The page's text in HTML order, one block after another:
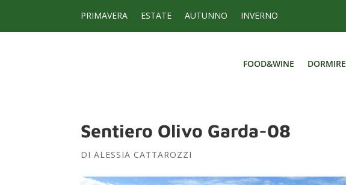
PRIMAVERA ESTATE AUTUNNO INVERNO
FOOD&WINE DORMIRE
Sentiero Olivo Garda-08
DIALESSIA CATTAROZZI